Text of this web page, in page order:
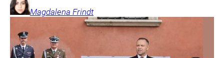
Magdalena Frindt